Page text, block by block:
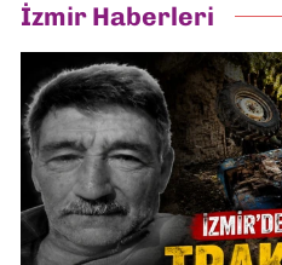
İzmir Haberleri